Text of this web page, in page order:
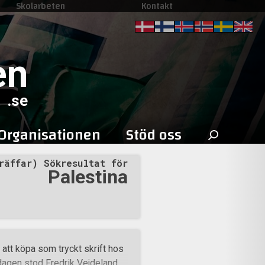
Skolarbeten Kontakt
.se
Stöd oss Sök
efter:
Sökresultat för
Palestina
köpa som tryckt skrift hos